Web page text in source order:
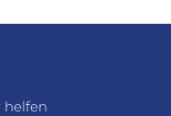
helfen